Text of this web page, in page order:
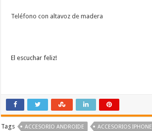
Teléfono con altavoz de madera
El escuchar feliz!
Tags ACCESORIO ANDROIDE ACCESORIOS IPHONE